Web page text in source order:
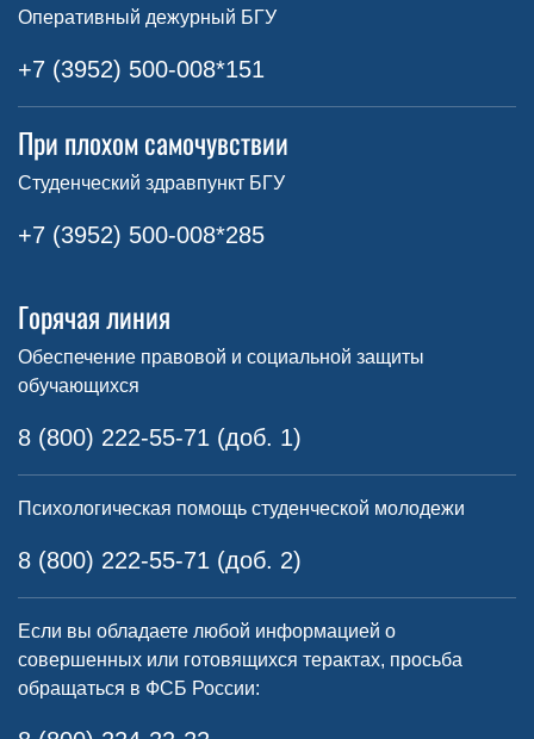
Оперативный дежурный БГУ
+7 (3952) 500-008*151
При плохом самочувствии
Студенческий здравпункт БГУ
+7 (3952) 500-008*285
Горячая линия
Обеспечение правовой и социальной защиты
обучающихся
8 (800) 222-55-71 (доб. 1)
Психологическая помощь студенческой молодежи
8 (800) 222-55-71 (доб. 2)
Если вы обладаете любой информацией о
совершенных или готовящихся терактах, просьба
обращаться в ФСБ России: